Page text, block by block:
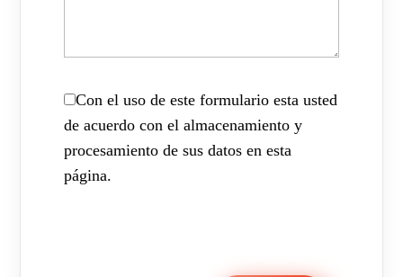
Con el uso de este formulario esta usted
de acuerdo con el almacenamiento y
procesamiento de sus datos en esta
página.